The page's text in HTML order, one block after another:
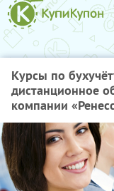
Курсы по
дистанционное
компании